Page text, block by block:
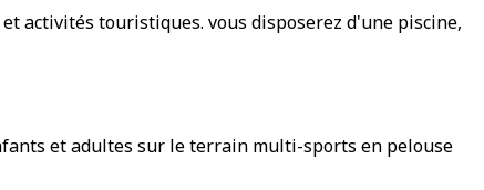
activités touristiques. vous disposerez d'une piscine,
et adultes sur le terrain multi-sports en pelouse